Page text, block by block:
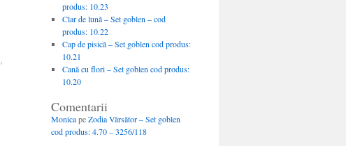
,
produs: 10.23
Clar de lună – Set goblen – cod
produs: 10.22
Cap de pisică – Set goblen cod produs:
10.21
Cană cu flori – Set goblen cod produs:
10.20
Comentarii
MonicapeZodia Vărsător – Set goblen
cod produs: 4.70 – 3256/118